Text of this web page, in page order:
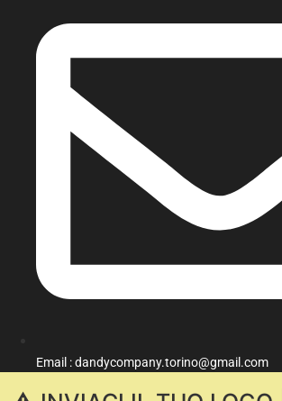
Email : dandycompany.torino@gmail.com